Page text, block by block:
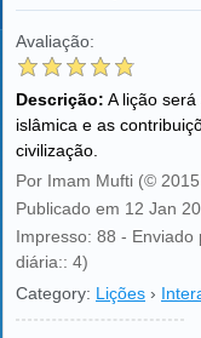
Avaliação:
Descrição: A lição
islâmica e as
civilização.
Por Imam Mufti (©
Publicado em 12 Jan
Impresso: 88 -
diária:: 4)
Category: Lições ›